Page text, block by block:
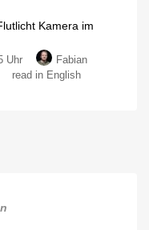
Kamera im
Uhr
Fabian
read in English